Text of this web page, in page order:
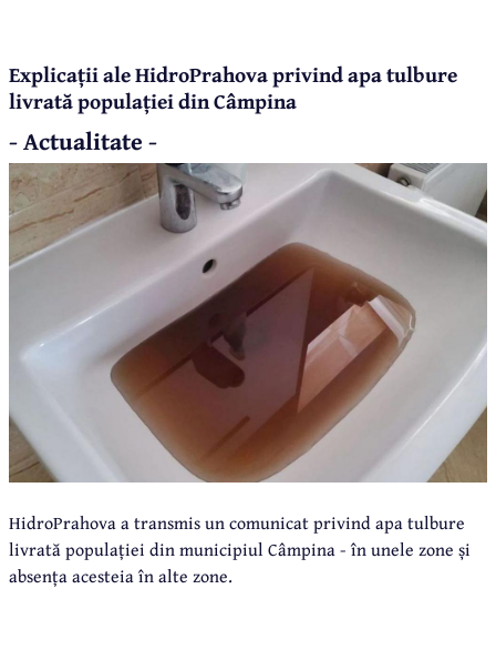
Explicații ale HidroPrahova privind apa tulbure
livrată populației din Câmpina
- Actualitate -
HidroPrahova a transmis un comunicat privind apa tulbure
livrată populației din municipiul Câmpina - în unele zone și
absența acesteia în alte zone.